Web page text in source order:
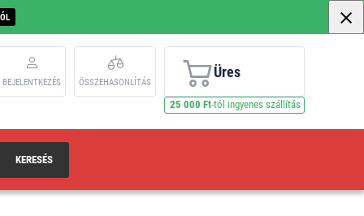
BEJELENTKEZÉS ÖSSZEHASONLÍTÁS
Üres
25 000 Ft-tól ingyenes szállítás
KERESÉS